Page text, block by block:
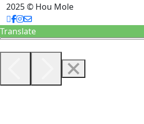
2025 © Hou Mole
Translate